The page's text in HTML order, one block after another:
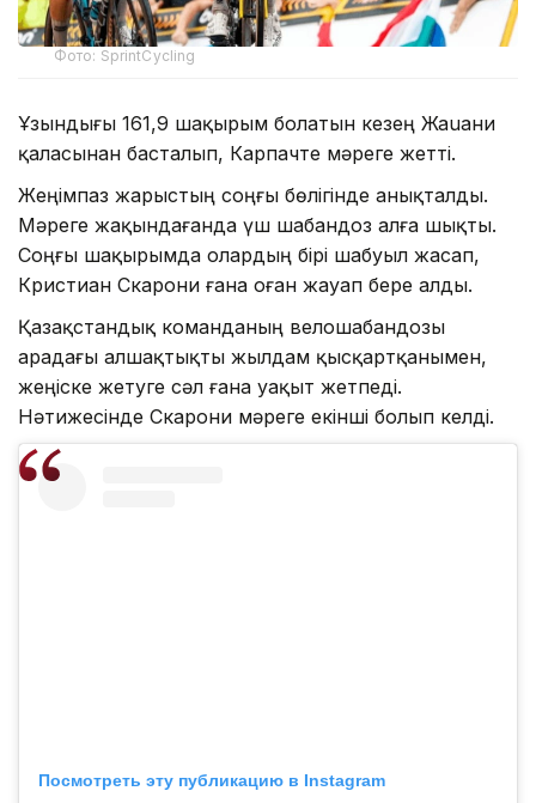
Фото: SprintCycling
Ұзындығы 161,9 шақырым болатын кезең Жаuани
қаласынан басталып, Карпачте мәреге жетті.
Жеңімпаз жарыстың соңғы бөлігінде анықталды.
Мәреге жақындағанда үш шабандоз алға шықты.
Соңғы шақырымда олардың бірі шабуыл жасап,
Кристиан Скарони ғана оған жауап бере алды.
Қазақстандық команданың велошабандозы
арадағы алшақтықты жылдам қысқартқанымен,
жеңіске жетуге сәл ғана уақыт жетпеді.
Нәтижесінде Скарони мәреге екінші болып келді.
Посмотреть эту публикацию в Instagram